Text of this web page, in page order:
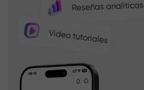
Reseñas analíticas
Video tutoriales